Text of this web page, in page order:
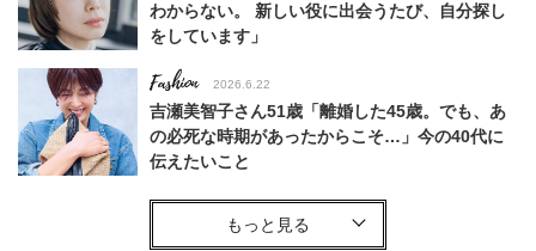
わからない。 新しい役に出会うたび、自分探し
をしています」
Fashion 2026.6.22
吉瀬美智子さん51歳「離婚した45歳。でも、あ
の必死な時期があったからこそ…」今の40代に
伝えたいこと
Fashion
【40代コンサバ派】白Tシャツは「パール×ゴー